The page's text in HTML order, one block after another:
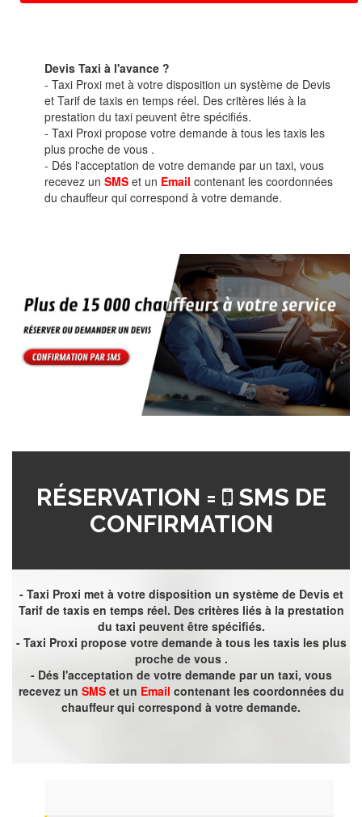
Devis Taxi à l'avance ?
- Taxi Proxi met à votre disposition un système de Devis
et Tarif de taxis en temps réel. Des critères liés à la
prestation du taxi peuvent être spécifiés.
- Taxi Proxi propose votre demande à tous les taxis les
plus proche de vous .
- Dés l'acceptation de votre demande par un taxi, vous
recevez un SMS et un Email contenant les coordonnées
du chauffeur qui correspond à votre demande.
RÉSERVATION =
SMS DE
CONFIRMATION
- Taxi Proxi met à votre disposition un système de Devis et
Tarif de taxis en temps réel. Des critères liés à la prestation
du taxi peuvent être spécifiés.
- Taxi Proxi propose votre demande à tous les taxis les plus
proche de vous .
- Dés l'acceptation de votre demande par un taxi, vous
recevez un SMSet un Email contenant les coordonnées du
chauffeur qui correspond à votre demande.